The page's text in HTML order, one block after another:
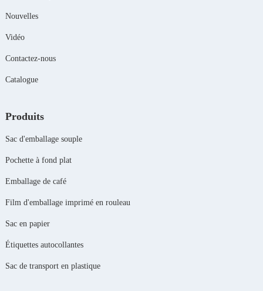
Nouvelles
Vidéo
Contactez-nous
Catalogue
Produits
Sac d'emballage souple
Pochette à fond plat
Emballage de café
Film d'emballage imprimé en rouleau
Sac en papier
Étiquettes autocollantes
Sac de transport en plastique